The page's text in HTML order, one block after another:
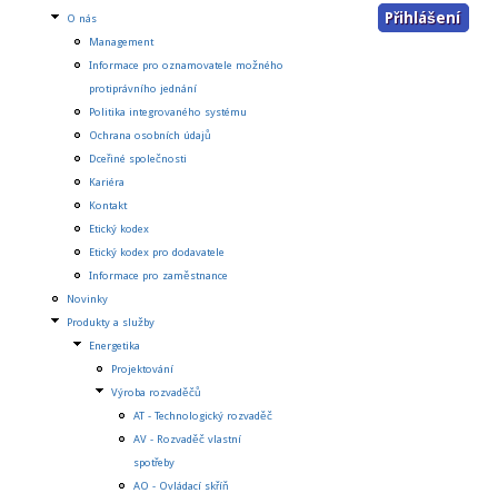
O nás
Management
Informace pro oznamovatele možného
protiprávního jednání
Politika integrovaného systému
Ochrana osobních údajů
Dceřiné společnosti
Kariéra
Kontakt
Etický kodex
Etický kodex pro dodavatele
Informace pro zaměstnance
Novinky
Produkty a služby
Energetika
Projektování
Výroba rozvaděčů
AT - Technologický rozvaděč
AV - Rozvaděč vlastní
spotřeby
AO - Ovládací skříň
Přihlášení